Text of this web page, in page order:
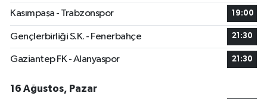
Kasımpaşa - Trabzonspor 19:00
Gençlerbirliği S.K. - Fenerbahçe 21:30
Gaziantep FK - Alanyaspor 21:30
16 Ağustos, Pazar